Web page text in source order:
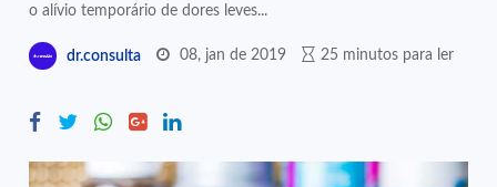
o alívio temporário de dores leves...
dr.consulta 08, jan de 2019 25 minutos para ler